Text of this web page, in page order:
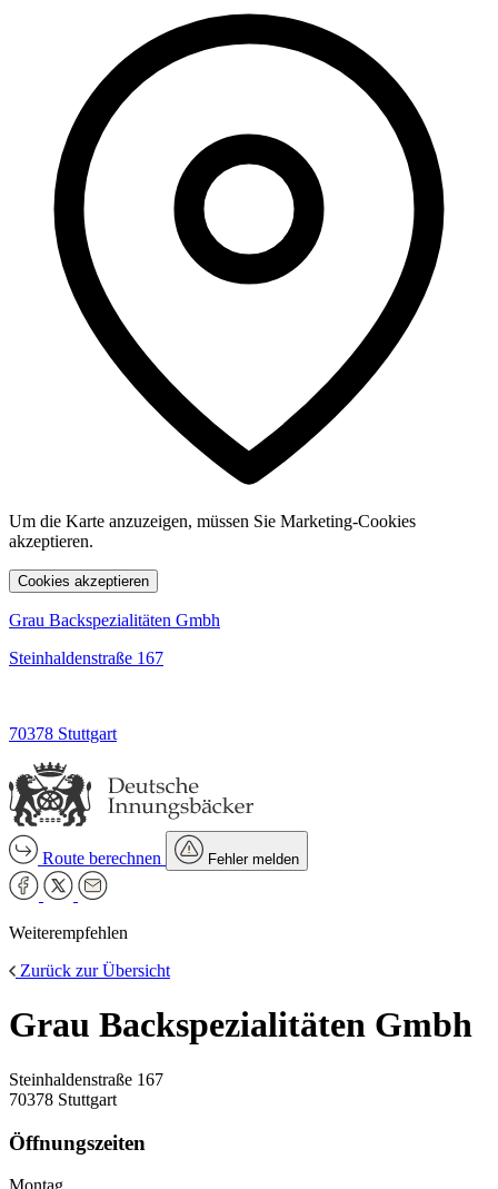
Um die Karte anzuzeigen, müssen Sie Marketing-Cookies
akzeptieren.
Cookies akzeptieren
Grau Backspezialitäten Gmbh
Steinhaldenstraße 167
70378 Stuttgart
Route berechnen Fehler melden
Weiterempfehlen
Zurück zur Übersicht
Grau Backspezialitäten Gmbh
Steinhaldenstraße 167
70378 Stuttgart
Öffnungszeiten